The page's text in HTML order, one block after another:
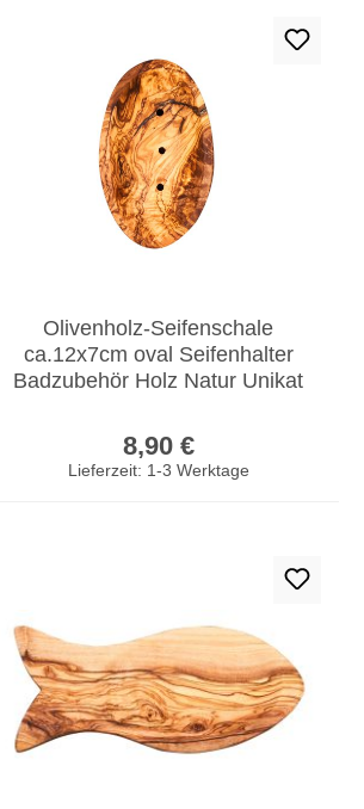
Olivenholz-Seifenschale
ca.12x7cm oval Seifenhalter
Badzubehör Holz Natur Unikat
8,90 €
Lieferzeit: 1-3 Werktage